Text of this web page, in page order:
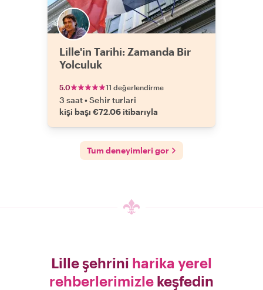
Lille'in Tarihi: Zamanda Bir
Yolculuk
5.0 11 değerlendirme
3 saat•Sehir turlari
kişi başı €72.06 itibarıyla
Tum deneyimleri gor
Lille şehrini harika yerel
rehberlerimizle keşfedin